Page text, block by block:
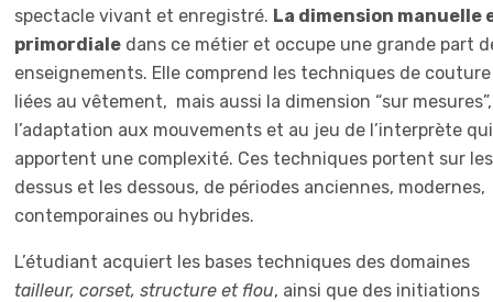
spectacle vivant et enregistré. La dimension manuelle
primordiale dans ce métier et occupe une grande part
enseignements. Elle comprend les techniques de couture
liées au vêtement, mais aussi la dimension “sur mesures”,
l’adaptation aux mouvements et au jeu de l’interprète qui
apportent une complexité. Ces techniques portent sur les
dessus et les dessous, de périodes anciennes, modernes,
contemporaines ou hybrides.
L’étudiant acquiert les bases techniques des domaines
tailleur, corset, structure et flou, ainsi que des initiations